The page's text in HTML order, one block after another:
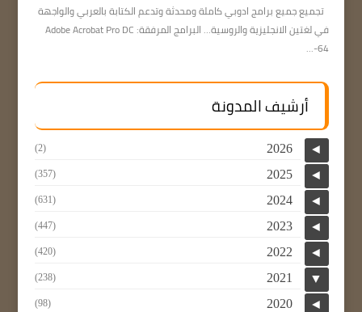
تجميع جميع برامج ادوبي كاملة ومحدثة وتدعم الكتابة بالعربي والواجهة
في لغتين الانجليزية والروسية… البرامج المرفقة: Adobe Acrobat Pro DC
64-...
أرشيف المدونة
◄
2026
(2)
◄
2025
(357)
◄
2024
(631)
◄
2023
(447)
◄
2022
(420)
▼
2021
(238)
◄
2020
(98)